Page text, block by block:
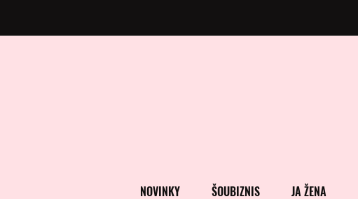
NOVINKY ŠOUBIZNIS JA ŽENA